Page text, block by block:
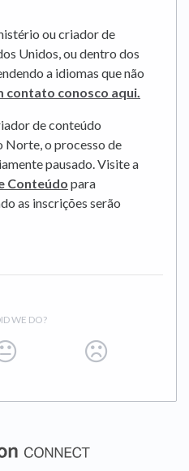
ou criador de
Unidos, ou dentro dos
a idiomas que não
contato conosco aqui.
de conteúdo
Norte, o processo de
pausado. Visite a
Conteúdo para
as inscrições serão
WE DO?
(opens in a